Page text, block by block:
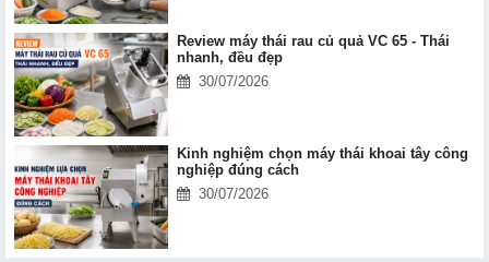
Review máy thái rau củ quả VC 65 - Thái
nhanh, đều đẹp
30/07/2026
Kinh nghiệm chọn máy thái khoai tây công
nghiệp đúng cách
30/07/2026